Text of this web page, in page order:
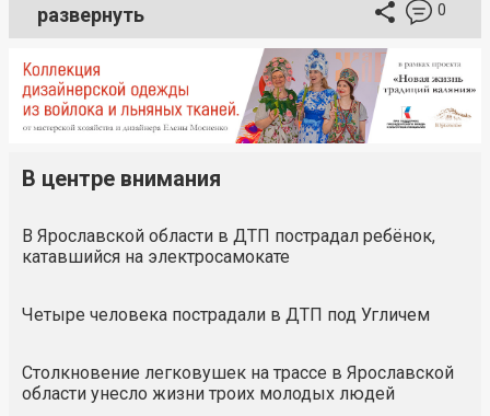
развернуть 0
В центре внимания
В Ярославской области в ДТП пострадал ребёнок,
катавшийся на электросамокате
Четыре человека пострадали в ДТП под Угличем
Столкновение легковушек на трассе в Ярославской
области унесло жизни троих молодых людей